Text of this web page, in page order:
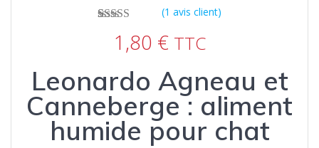
5 basé sur
notation
(1 avis client)
1,80 € TTC
Leonardo Agneau et
Canneberge : aliment
humide pour chat